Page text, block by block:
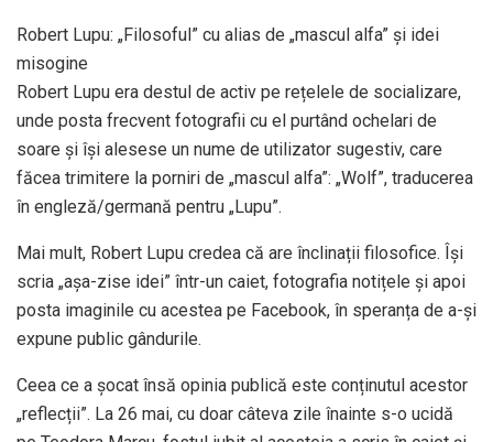
Robert Lupu: „Filosoful” cu alias de „mascul alfa” și idei
misogine
Robert Lupu era destul de activ pe rețelele de socializare,
unde posta frecvent fotografii cu el purtând ochelari de
soare și își alesese un nume de utilizator sugestiv, care
făcea trimitere la porniri de „mascul alfa”: „Wolf”, traducerea
în engleză/germană pentru „Lupu”.
Mai mult, Robert Lupu credea că are înclinații filosofice. Își
scria „așa-zise idei” într-un caiet, fotografia notițele și apoi
posta imaginile cu acestea pe Facebook, în speranța de a-și
expune public gândurile.
Ceea ce a șocat însă opinia publică este conținutul acestor
„reflecții”. La 26 mai, cu doar câteva zile înainte s-o ucidă